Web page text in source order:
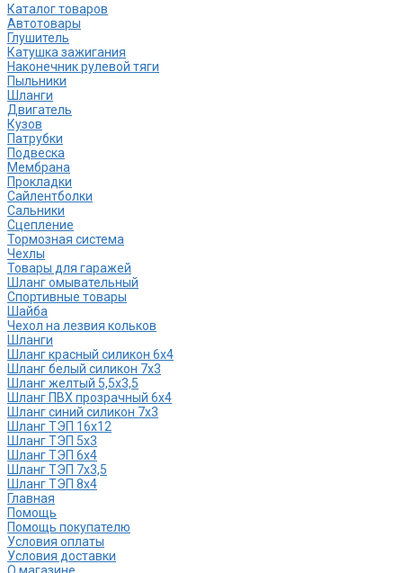
Каталог товаров
Автотовары
Глушитель
Катушка зажигания
Наконечник рулевой тяги
Пыльники
Шланги
Двигатель
Кузов
Патрубки
Подвеска
Мембрана
Прокладки
Сайлентболки
Сальники
Сцепление
Тормозная система
Чехлы
Товары для гаражей
Шланг омывательный
Спортивные товары
Шайба
Чехол на лезвия кольков
Шланги
Шланг красный силикон 6х4
Шланг белый силикон 7х3
Шланг желтый 5,5х3,5
Шланг ПВХ прозрачный 6х4
Шланг синий силикон 7х3
Шланг ТЭП 16х12
Шланг ТЭП 5х3
Шланг ТЭП 6х4
Шланг ТЭП 7х3,5
Шланг ТЭП 8х4
Главная
Помощь
Помощь покупателю
Условия оплаты
Условия доставки